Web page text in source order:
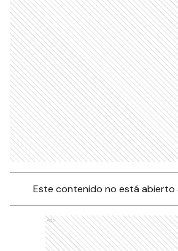
Este contenido no está abierto
Ads